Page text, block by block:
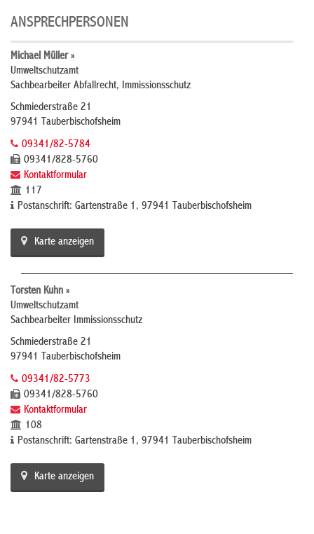
ANSPRECHPERSONEN
Michael Müller »
Umweltschutzamt
Sachbearbeiter Abfallrecht, Immissionsschutz
Schmiederstraße 21
97941 Tauberbischofsheim
09341/82-5784
09341/828-5760
Kontaktformular
117
Postanschrift: Gartenstraße 1, 97941 Tauberbischofsheim
Karte anzeigen
Torsten Kuhn »
Umweltschutzamt
Sachbearbeiter Immissionsschutz
Schmiederstraße 21
97941 Tauberbischofsheim
09341/82-5773
09341/828-5760
Kontaktformular
108
Postanschrift: Gartenstraße 1, 97941 Tauberbischofsheim
Karte anzeigen